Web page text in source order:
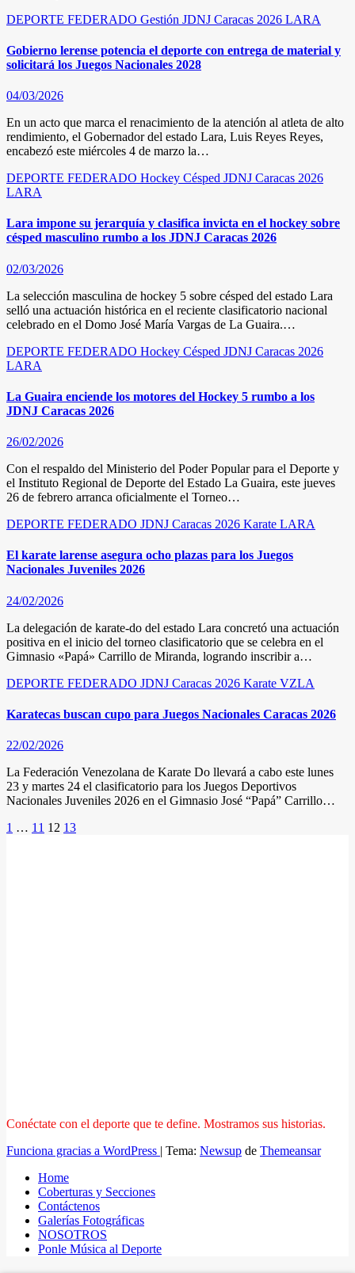
DEPORTE FEDERADO Gestión JDNJ Caracas 2026 LARA
Gobierno lerense potencia el deporte con entrega de material y
solicitará los Juegos Nacionales 2028
04/03/2026
En un acto que marca el renacimiento de la atención al atleta de alto
rendimiento, el Gobernador del estado Lara, Luis Reyes Reyes,
encabezó este miércoles 4 de marzo la…
DEPORTE FEDERADO Hockey Césped JDNJ Caracas 2026
LARA
Lara impone su jerarquía y clasifica invicta en el hockey sobre
césped masculino rumbo a los JDNJ Caracas 2026
02/03/2026
La selección masculina de hockey 5 sobre césped del estado Lara
selló una actuación histórica en el reciente clasificatorio nacional
celebrado en el Domo José María Vargas de La Guaira.…
DEPORTE FEDERADO Hockey Césped JDNJ Caracas 2026
LARA
La Guaira enciende los motores del Hockey 5 rumbo a los
JDNJ Caracas 2026
26/02/2026
Con el respaldo del Ministerio del Poder Popular para el Deporte y
el Instituto Regional de Deporte del Estado La Guaira, este jueves
26 de febrero arranca oficialmente el Torneo…
DEPORTE FEDERADO JDNJ Caracas 2026 Karate LARA
El karate larense asegura ocho plazas para los Juegos
Nacionales Juveniles 2026
24/02/2026
La delegación de karate-do del estado Lara concretó una actuación
positiva en el inicio del torneo clasificatorio que se celebra en el
Gimnasio «Papá» Carrillo de Miranda, logrando inscribir a…
DEPORTE FEDERADO JDNJ Caracas 2026 Karate VZLA
Karatecas buscan cupo para Juegos Nacionales Caracas 2026
22/02/2026
La Federación Venezolana de Karate Do llevará a cabo este lunes
23 y martes 24 el clasificatorio para los Juegos Deportivos
Nacionales Juveniles 2026 en el Gimnasio José “Papá” Carrillo…
Posts
1 … 11 12 13
Conéctate con el deporte que te define. Mostramos sus historias.
Funciona gracias a WordPress | Tema: Newsup de Themeansar
Home
Coberturas y Secciones
Contáctenos
Galerías Fotográficas
NOSOTROS
Ponle Música al Deporte